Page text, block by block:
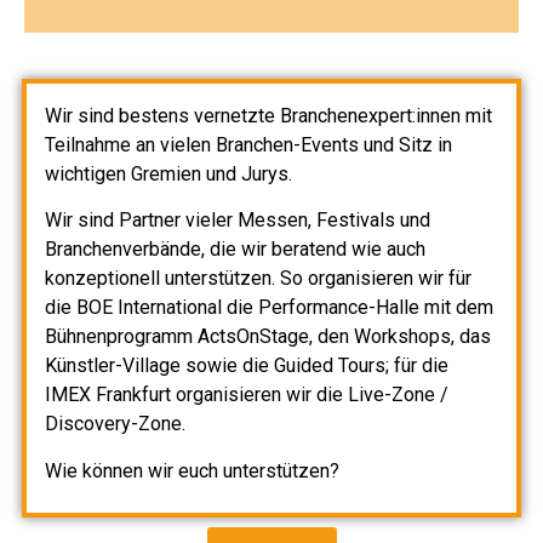
Vermarktungsmöglichkeiten mit zielgerichtetem
Verteiler im Print- und Online-Bereich
Wir sind bestens vernetzte Branchenexpert:innen mit
Teilnahme an vielen Branchen-Events und Sitz in
wichtigen Gremien und Jurys.
Wir sind Partner vieler Messen, Festivals und
Branchenverbände, die wir beratend wie auch
konzeptionell unterstützen. So organisieren wir für
die BOE International die Performance-Halle mit dem
Bühnenprogramm ActsOnStage, den Workshops, das
Künstler-Village sowie die Guided Tours; für die
IMEX Frankfurt organisieren wir die Live-Zone /
Discovery-Zone.
Wie können wir euch unterstützen?